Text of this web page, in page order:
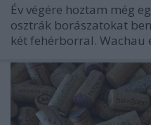
Év végére hoztam még
osztrák borászatokat
két fehérborral. Wachau